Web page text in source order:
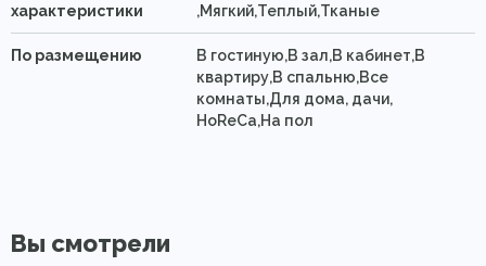
характеристики
,Мягкий,Теплый,Тканые
По размещению
В гостиную,В зал,В кабинет,В
квартиру,В спальню,Все
комнаты,Для дома, дачи,
HoReCa,На пол
Вы смотрели